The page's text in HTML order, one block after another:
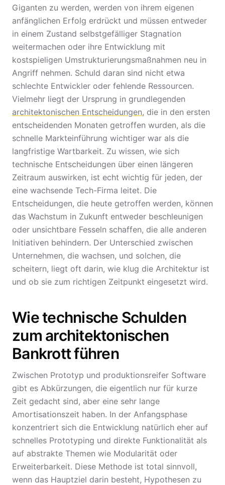
Giganten zu werden, werden von ihrem eigenen
anfänglichen Erfolg erdrückt und müssen entweder
in einem Zustand selbstgefälliger Stagnation
weitermachen oder ihre Entwicklung mit
kostspieligen Umstrukturierungsmaßnahmen neu in
Angriff nehmen. Schuld daran sind nicht etwa
schlechte Entwickler oder fehlende Ressourcen.
Vielmehr liegt der Ursprung in grundlegenden
architektonischen Entscheidungen, die in den ersten
entscheidenden Monaten getroffen wurden, als die
schnelle Markteinführung wichtiger war als die
langfristige Wartbarkeit. Zu wissen, wie sich
technische Entscheidungen über einen längeren
Zeitraum auswirken, ist echt wichtig für jeden, der
eine wachsende Tech-Firma leitet. Die
Entscheidungen, die heute getroffen werden, können
das Wachstum in Zukunft entweder beschleunigen
oder unsichtbare Fesseln schaffen, die alle anderen
Initiativen behindern. Der Unterschied zwischen
Unternehmen, die wachsen, und solchen, die
scheitern, liegt oft darin, wie klug die Architektur ist
und ob sie zum richtigen Zeitpunkt eingesetzt wird.
Wie technische Schulden
zum architektonischen
Bankrott führen
Zwischen Prototyp und produktionsreifer Software
gibt es Abkürzungen, die eigentlich nur für kurze
Zeit gedacht sind, aber eine sehr lange
Amortisationszeit haben. In der Anfangsphase
konzentriert sich die Entwicklung natürlich eher auf
schnelles Prototyping und direkte Funktionalität als
auf abstrakte Themen wie Modularität oder
Erweiterbarkeit. Diese Methode ist total sinnvoll,
wenn das Hauptziel darin besteht, Hypothesen zu